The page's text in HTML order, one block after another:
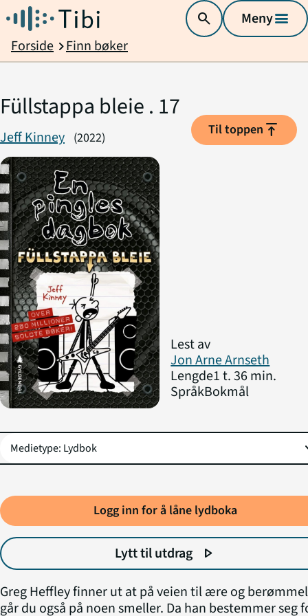
search Menymenu
Forside chevron_rightFinn bøker
Füllstappa bleie . 17
Jeff Kinney (2022)
Lest av
Jon Arne Arnseth
Lengde1 t. 36 min.
SpråkBokmål
Logg inn for å låne lydboka
Lytt til utdrag
play_arrow
Greg Heffley finner ut at på veien til ære og
går du også på noen smeller. Da han bestemmer seg
Til toppen vertical_align_top